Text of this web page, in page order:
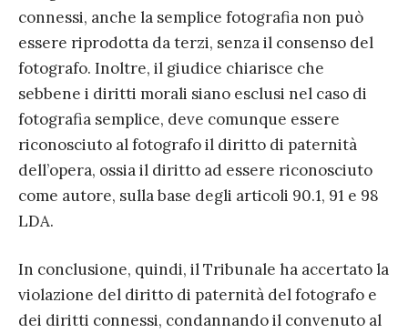
connessi, anche la semplice fotografia non può
essere riprodotta da terzi, senza il consenso del
fotografo. Inoltre, il giudice chiarisce che
sebbene i diritti morali siano esclusi nel caso di
fotografia semplice, deve comunque essere
riconosciuto al fotografo il diritto di paternità
dell’opera, ossia il diritto ad essere riconosciuto
come autore, sulla base degli articoli 90.1, 91 e 98
LDA.
In conclusione, quindi, il Tribunale ha accertato la
violazione del diritto di paternità del fotografo e
dei diritti connessi, condannando il convenuto al